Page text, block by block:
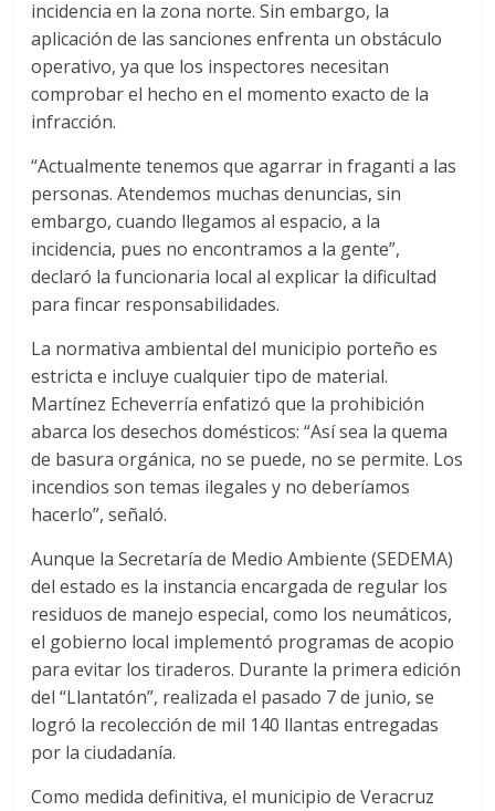
incidencia en la zona norte. Sin embargo, la
aplicación de las sanciones enfrenta un obstáculo
operativo, ya que los inspectores necesitan
comprobar el hecho en el momento exacto de la
infracción.
“Actualmente tenemos que agarrar in fraganti a las
personas. Atendemos muchas denuncias, sin
embargo, cuando llegamos al espacio, a la
incidencia, pues no encontramos a la gente”,
declaró la funcionaria local al explicar la dificultad
para fincar responsabilidades.
La normativa ambiental del municipio porteño es
estricta e incluye cualquier tipo de material.
Martínez Echeverría enfatizó que la prohibición
abarca los desechos domésticos: “Así sea la quema
de basura orgánica, no se puede, no se permite. Los
incendios son temas ilegales y no deberíamos
hacerlo”, señaló.
Aunque la Secretaría de Medio Ambiente (SEDEMA)
del estado es la instancia encargada de regular los
residuos de manejo especial, como los neumáticos,
el gobierno local implementó programas de acopio
para evitar los tiraderos. Durante la primera edición
del “Llantatón”, realizada el pasado 7 de junio, se
logró la recolección de mil 140 llantas entregadas
por la ciudadanía.
Como medida definitiva, el municipio de Veracruz